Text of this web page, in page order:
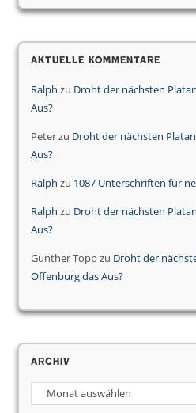
Aktuelle Kommentare
Ralph zu Droht der nächsten
Aus?
Peterzu Droht der nächsten
Aus?
Ralph zu 1087 Unterschriften für
Ralph zu Droht der nächsten
Aus?
Gunther Toppzu Droht der
Offenburg das Aus?
Archiv